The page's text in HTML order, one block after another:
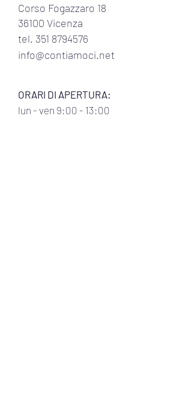
Corso Fogazzaro 18
36100 Vicenza
tel. 351 8794576
info@contiamoci.net
ORARI DI APERTURA:
lun - ven 9:00 - 13:00